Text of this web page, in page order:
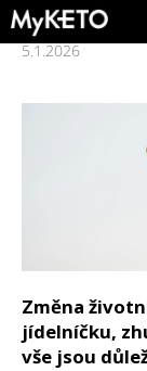
Přejít
na
obsah5.1.2026
Změna
jídelníčku,
vše jsou
K
o
Zpět
Zpět
e
u
j
e